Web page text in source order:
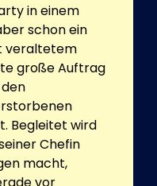
in einem
schon ein
veraltetem
große Auftrag
Begleitet wird
Chefin
macht,
vor